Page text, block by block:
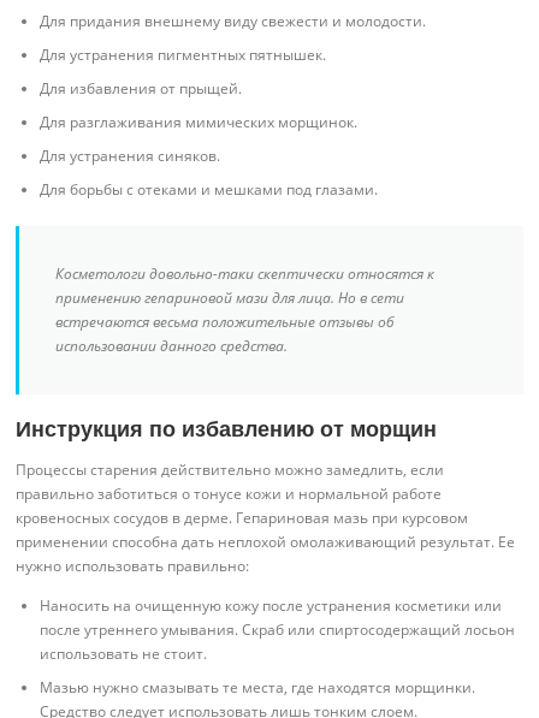
Для придания внешнему виду свежести и молодости.
Для устранения пигментных пятнышек.
Для избавления от прыщей.
Для разглаживания мимических морщинок.
Для устранения синяков.
Для борьбы с отеками и мешками под глазами.
Косметологи довольно-таки скептически относятся к
применению гепариновой мази для лица. Но в сети
встречаются весьма положительные отзывы об
использовании данного средства.
Инструкция по избавлению от морщин
Процессы старения действительно можно замедлить, если
правильно заботиться о тонусе кожи и нормальной работе
кровеносных сосудов в дерме. Гепариновая мазь при курсовом
применении способна дать неплохой омолаживающий результат. Ее
нужно использовать правильно:
Наносить на очищенную кожу после устранения косметики или
после утреннего умывания. Скраб или спиртосодержащий лосьон
использовать не стоит.
Мазью нужно смазывать те места, где находятся морщинки.
Средство следует использовать лишь тонким слоем.